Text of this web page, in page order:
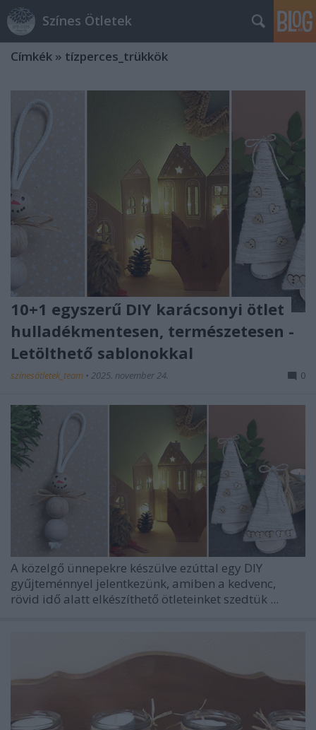
Színes Ötletek
Címkék » tízperces_trükkök
10+1 egyszerű DIY karácsonyi ötlet
hulladékmentesen, természetesen -
Letölthető sablonokkal
színesötletek_team • 2025. november 24. 0
A közelgő ünnepekre készülve ezúttal egy DIY
gyűjteménnyel jelentkezünk, amiben a kedvenc,
rövid idő alatt elkészíthető ötleteinket szedtük ...